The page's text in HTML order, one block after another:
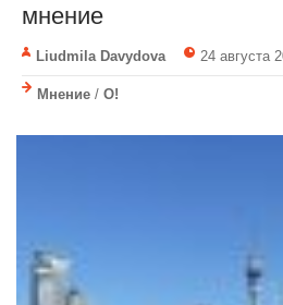
мнение
Liudmila Davydova 24 августа
Мнение / О!